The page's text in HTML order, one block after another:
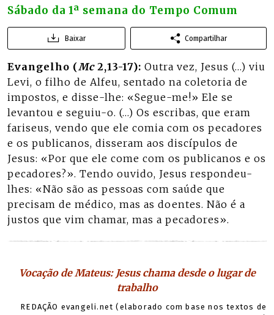
Sábado da 1ª semana do Tempo Comum
Baixar Compartilhar
Evangelho (Mc2,13-17): Outra vez, Jesus (…) viu
Levi, o filho de Alfeu, sentado na coletoria de
impostos, e disse-lhe: «Segue-me!» Ele se
levantou e seguiu-o. (…) Os escribas, que eram
fariseus, vendo que ele comia com os pecadores
e os publicanos, disseram aos discípulos de
Jesus: «Por que ele come com os publicanos e os
pecadores?». Tendo ouvido, Jesus respondeu-
lhes: «Não são as pessoas com saúde que
precisam de médico, mas as doentes. Não é a
justos que vim chamar, mas a pecadores».
Vocação de Mateus: Jesus chama desde o lugar de
trabalho
REDAÇÃO evangeli.net (elaborado com base nos textos de